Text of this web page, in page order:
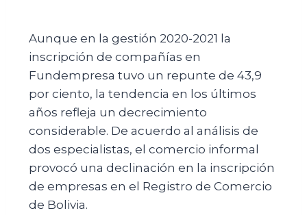
Aunque en la gestión 2020-2021 la
inscripción de compañías en
Fundempresa tuvo un repunte de 43,9
por ciento, la tendencia en los últimos
años refleja un decrecimiento
considerable. De acuerdo al análisis de
dos especialistas, el comercio informal
provocó una declinación en la inscripción
de empresas en el Registro de Comercio
de Bolivia.